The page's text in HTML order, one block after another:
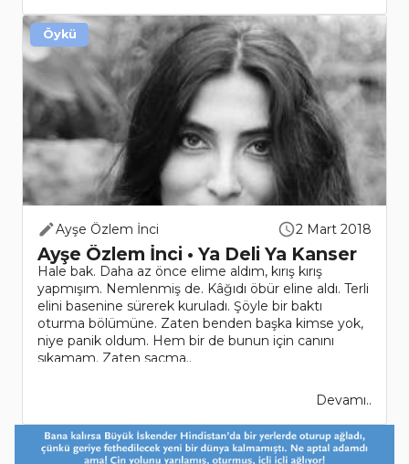
Ayşe Özlem İnci 2 Mart 2018
Ayşe Özlem İnci • Ya Deli Ya Kanser
Hale bak. Daha az önce elime aldım, kırış kırış
yapmışım. Nemlenmiş de. Kâğıdı öbür eline aldı. Terli
elini basenine sürerek kuruladı. Şöyle bir baktı
oturma bölümüne. Zaten benden başka kimse yok,
niye panik oldum. Hem bir de bunun için canını
sıkamam. Zaten saçma..
Devamı..
Öykü